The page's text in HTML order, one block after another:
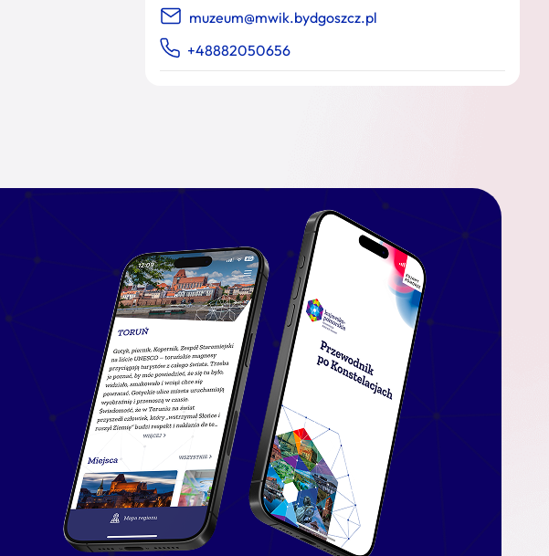
muzeum@mwik.bydgoszcz.pl
+48882050656